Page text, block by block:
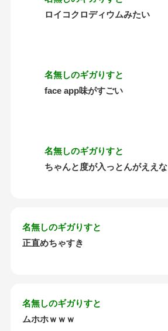
ロイコクロディウムみたい
名無しのギガりすと
face app味がすごい
名無しのギガりすと
ちゃんと度が入っとんがええな
名無しのギガりすと
正直めちゃすき
名無しのギガりすと
ムホホｗｗｗ